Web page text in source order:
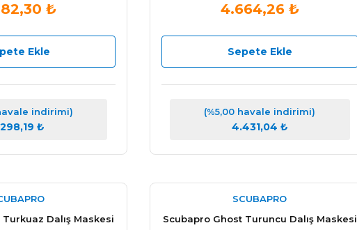
₺
Ekle
indirimi)
₺
4.664,26 ₺
Sepete Ekle
(%5,00 havale indirimi)
4.431,04 ₺
Dalış Maskesi
SCUBAPRO
Scubapro Ghost Turuncu Dalış Maskesi